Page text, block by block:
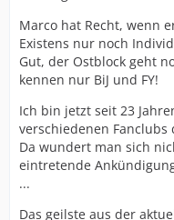
Marco hat Recht, wenn
Existens nur noch
Gut, der Ostblock geht
kennen nur BiJ und FY!
Ich bin jetzt seit 23
verschiedenen Fanclubs
Da wundert man sich
eintretende
...
Das geilste aus der